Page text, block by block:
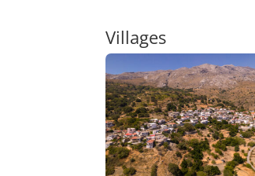
Villages